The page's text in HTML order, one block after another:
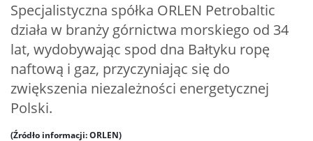
Specjalistyczna spółka ORLEN Petrobaltic
działa w branży górnictwa morskiego od 34
lat, wydobywając spod dna Bałtyku ropę
naftową i gaz, przyczyniając się do
zwiększenia niezależności energetycznej
Polski.
(Źródło informacji: ORLEN)